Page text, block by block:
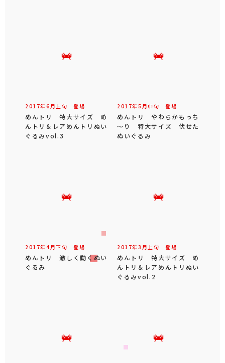
2017年6 月 上旬 登場
めんトリ 特大サイズ め
んトリ＆レアめんトリぬい
ぐるみvol.3
2017年5 月中旬 登場
めんトリ やわらかもっち
～り 特大サイズ 伏せた
ぬいぐるみ
2017年4 月下旬 登場
めんトリ 激しく動くぬい
ぐるみ
2017年3 月 上旬 登場
めんトリ 特大サイズ め
んトリ＆レアめんトリぬい
ぐるみvol.2